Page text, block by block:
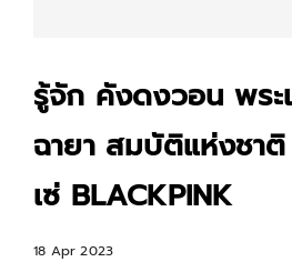
รู้จัก คังดงวอน พระ
ฉายา สมบัติแห่งชา
เซ่ BLACKPINK
18 Apr 2023